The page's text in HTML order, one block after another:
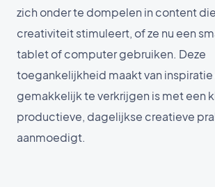
zich onder te dompelen in content
creativiteit stimuleert, of ze nu een
tablet of computer gebruiken. Deze
toegankelijkheid maakt van inspiratie
gemakkelijk te verkrijgen is met een
productieve, dagelijkse creatieve
aanmoedigt.